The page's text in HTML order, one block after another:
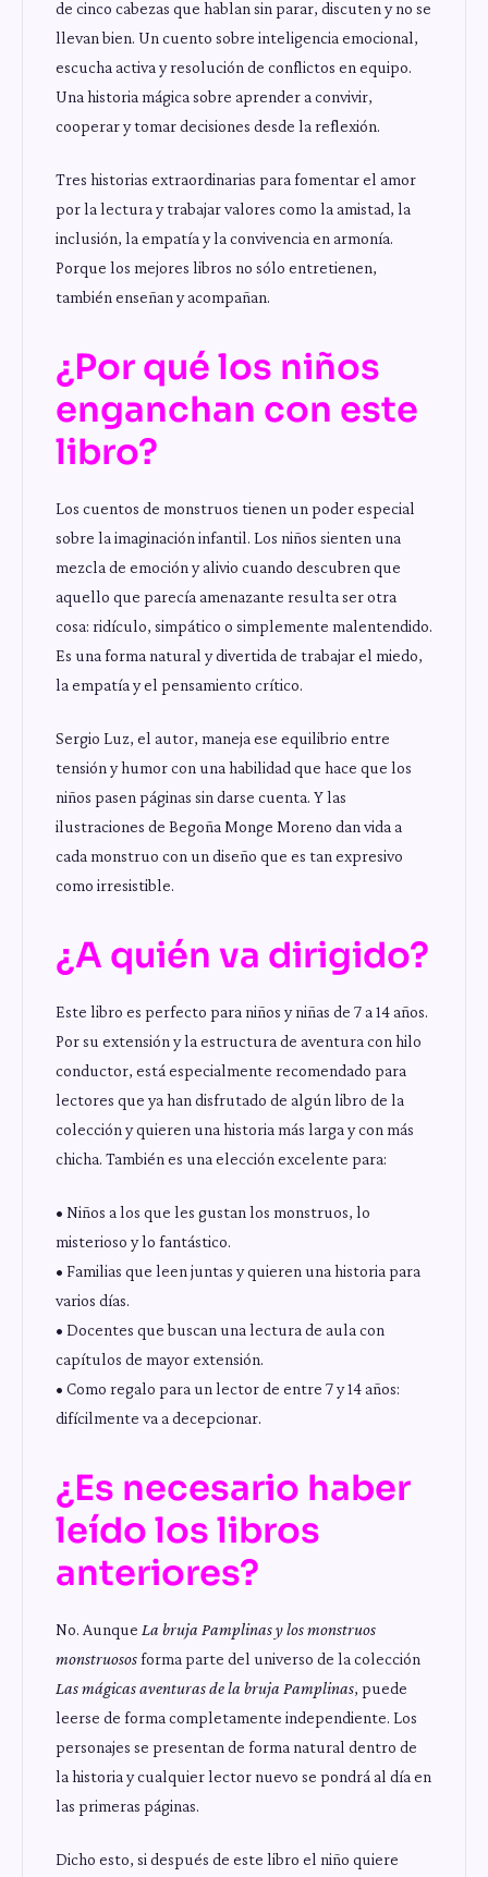
de cinco cabezas que hablan sin parar, discuten y no se
llevan bien. Un cuento sobre inteligencia emocional,
escucha activa y resolución de conflictos en equipo.
Una historia mágica sobre aprender a convivir,
cooperar y tomar decisiones desde la reflexión.
Tres historias extraordinarias para fomentar el amor
por la lectura y trabajar valores como la amistad, la
inclusión, la empatía y la convivencia en armonía.
Porque los mejores libros no sólo entretienen,
también enseñan y acompañan.
¿Por qué los niños
enganchan con este
libro?
Los cuentos de monstruos tienen un poder especial
sobre la imaginación infantil. Los niños sienten una
mezcla de emoción y alivio cuando descubren que
aquello que parecía amenazante resulta ser otra
cosa: ridículo, simpático o simplemente malentendido.
Es una forma natural y divertida de trabajar el miedo,
la empatía y el pensamiento crítico.
Sergio Luz, el autor, maneja ese equilibrio entre
tensión y humor con una habilidad que hace que los
niños pasen páginas sin darse cuenta. Y las
ilustraciones de Begoña Monge Moreno dan vida a
cada monstruo con un diseño que es tan expresivo
como irresistible.
¿A quién va dirigido?
Este libro es perfecto para niños y niñas de 7 a 14 años.
Por su extensión y la estructura de aventura con hilo
conductor, está especialmente recomendado para
lectores que ya han disfrutado de algún libro de la
colección y quieren una historia más larga y con más
chicha. También es una elección excelente para:
• Niños a los que les gustan los monstruos, lo
misterioso y lo fantástico.
• Familias que leen juntas y quieren una historia para
varios días.
• Docentes que buscan una lectura de aula con
capítulos de mayor extensión.
• Como regalo para un lector de entre 7 y 14 años:
difícilmente va a decepcionar.
¿Es necesario haber
leído los libros
anteriores?
No. Aunque La bruja Pamplinas y los monstruos
monstruososforma parte del universo de la colección
Las mágicas aventuras de la bruja Pamplinas, puede
leerse de forma completamente independiente. Los
personajes se presentan de forma natural dentro de
la historia y cualquier lector nuevo se pondrá al día en
las primeras páginas.
Dicho esto, si después de este libro el niño quiere